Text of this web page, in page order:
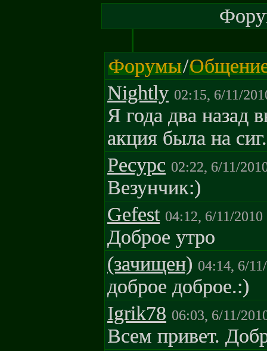
Форумы/
Nightly 02:15, 6/11/
Я года два назад
акция была на
Pecypc 02:22, 6/11/
Везунчик:)
Gefest 04:12, 6/11/2010
Доброе утро
(зачищен) 04:14, 6/
доброе доброе.:)
Igrik78 06:03, 6/11/
Всем привет.